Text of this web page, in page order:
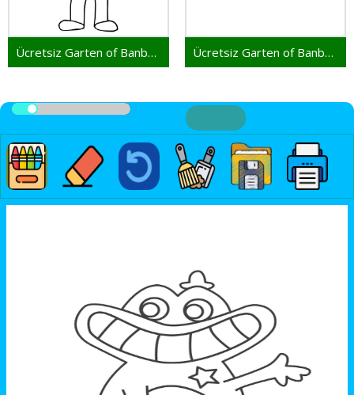
Ücretsiz Garten of Banban Çocuklar İçin Ücretsiz Garten of Banban Resim